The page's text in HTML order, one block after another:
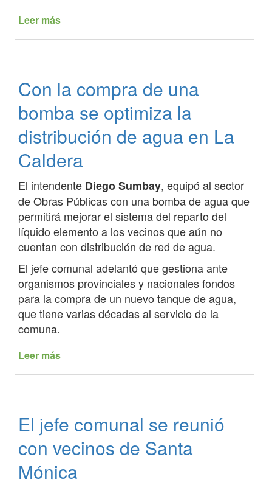
Leer más
a
familias
de
Yacones
Con la compra de una
bomba se optimiza la
distribución de agua en La
Caldera
El intendente Diego Sumbay, equipó al sector
de Obras Públicas con una bomba de agua que
permitirá mejorar el sistema del reparto del
líquido elemento a los vecinos que aún no
cuentan con distribución de red de agua.
El jefe comunal adelantó que gestiona ante
organismos provinciales y nacionales fondos
para la compra de un nuevo tanque de agua,
que tiene varias décadas al servicio de la
comuna.
Leer más
una
bomba
se
la
El jefe comunal se reunió
con vecinos de Santa
Mónica